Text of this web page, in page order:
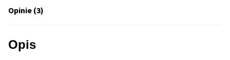
Informacje
Blog
Opinie (3)
Opis